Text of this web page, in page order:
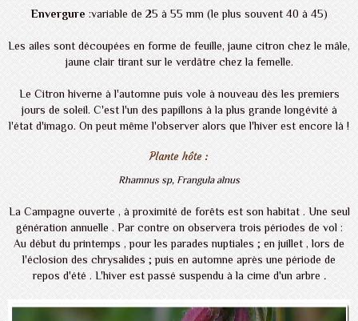
Envergure:variable de 25 à55 mm(le plus souvent 40 à 45)
Les ailes sont découpées en forme de feuille, jaune citron chez le mâle,
jaune clair tirant sur le verdâtre chez la femelle.
Le Citron hiverne à l'automne puis vole à nouveau dès les premiers
jours de soleil. C'est l'un des papillons à la plus grande longévité à
l'état d'imago. On peut même l'observer alors que l'hiver est encore là !
Plante hôte :
Rhamnus sp, Frangula alnus
La Campagne ouverte , à proximité de forêts est son habitat . Une seul
génération annuelle . Par contre on observera trois périodes de vol :
Au début du printemps , pour les parades nuptiales ; en juillet , lors de
l'éclosion des chrysalides ; puis en automne après une période de
repos d'été . L'hiver est passé suspendu à la cime d'un arbre .